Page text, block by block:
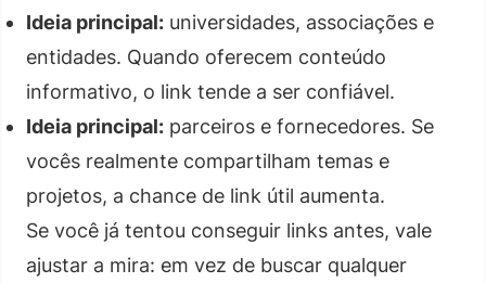
Ideia principal: universidades, associações e
entidades. Quando oferecem conteúdo
informativo, o link tende a ser confiável.
Ideia principal: parceiros e fornecedores. Se
vocês realmente compartilham temas e
projetos, a chance de link útil aumenta.
Se você já tentou conseguir links antes, vale
ajustar a mira: em vez de buscar qualquer